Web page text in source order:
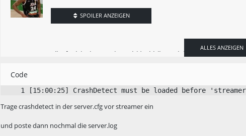
SPOILER ANZEIGEN
Alles funktioniert soweit gut, leider bleibt es ab hier stehen und ich
ALLES ANZEIGEN
Code
[15:00:25] CrashDetect must be loaded before
Trage crashdetect in der server.cfg vor streamer ein
und poste dann nochmal die server.log